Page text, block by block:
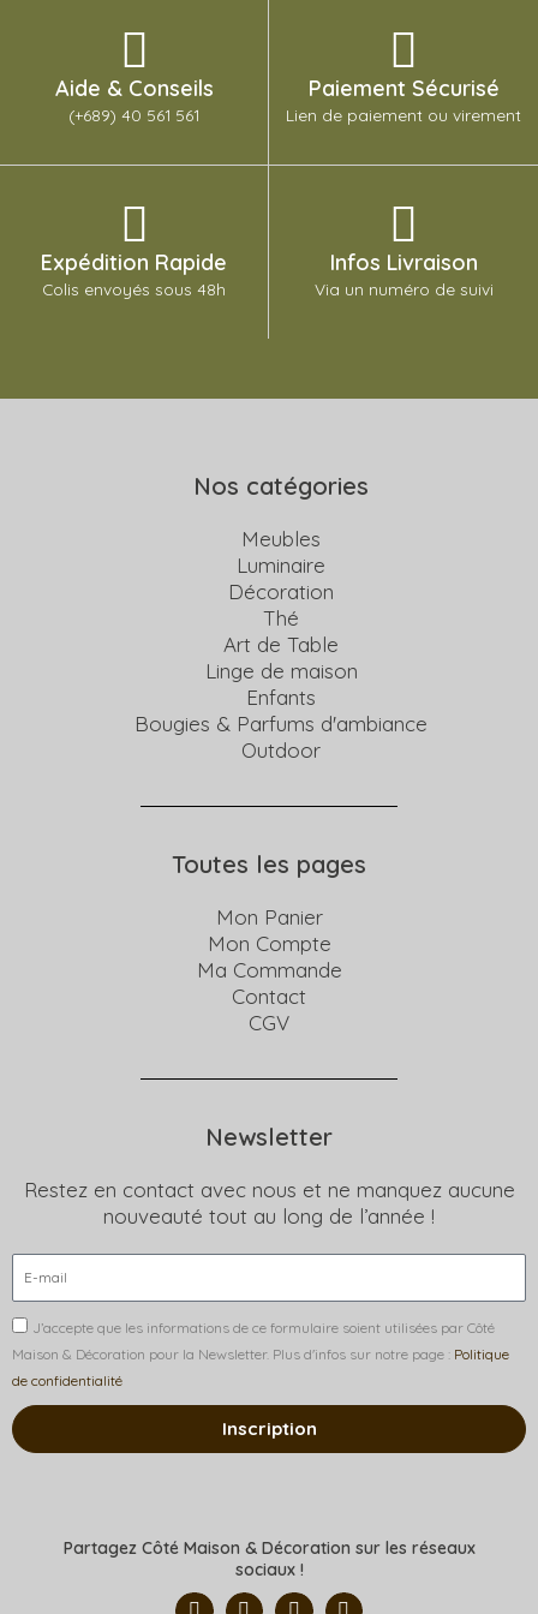
Aide & Conseils
(+689) 40 561 561
Paiement Sécurisé
Lien de paiement ou virement
Expédition Rapide
Colis envoyés sous 48h
Infos Livraison
Via un numéro de suivi
Nos catégories
Meubles
Luminaire
Décoration
Thé
Art de Table
Linge de maison
Enfants
Bougies & Parfums d'ambiance
Outdoor
Toutes les pages
Mon Panier
Mon Compte
Ma Commande
Contact
CGV
Newsletter
Restez en contact avec nous et ne manquez aucune
nouveauté tout au long de l’année !
J’accepte que les informations de ce formulaire soient utilisées par Côté
Maison & Décoration pour la Newsletter. Plus d'infos sur notre page : Politique
de confidentialité
Inscription
Partagez Côté Maison & Décoration sur les réseaux
sociaux !